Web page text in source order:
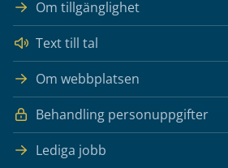
Om tillgänglighet
Text till tal
Om webbplatsen
Behandling personuppgifter
Lediga jobb